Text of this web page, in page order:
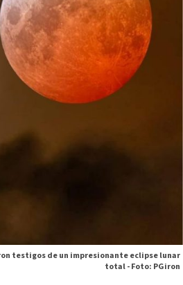
testigos de un impresionante eclipse lunar
total -Foto: PGiron